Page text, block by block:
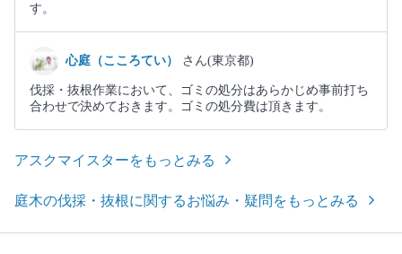
す。
心庭（こころてい） さん(東京都)
伐採・抜根作業において、ゴミの処分はあらかじめ事前打ち
合わせで決めておきます。ゴミの処分費は頂きます。
アスクマイスターをもっとみる
庭木の伐採・抜根に関するお悩み・疑問をもっとみる